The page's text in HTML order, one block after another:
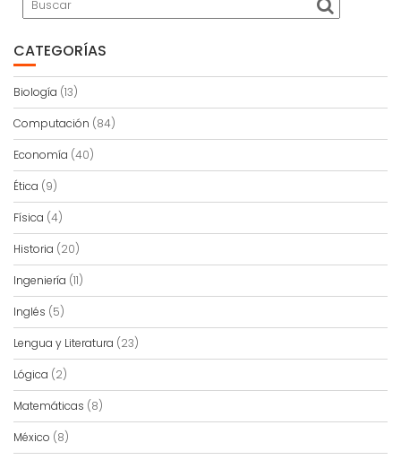
CATEGORÍAS
Biología (13)
Computación (84)
Economía (40)
Ética (9)
Física (4)
Historia (20)
Ingeniería (11)
Inglés (5)
Lengua y Literatura (23)
Lógica (2)
Matemáticas (8)
México (8)